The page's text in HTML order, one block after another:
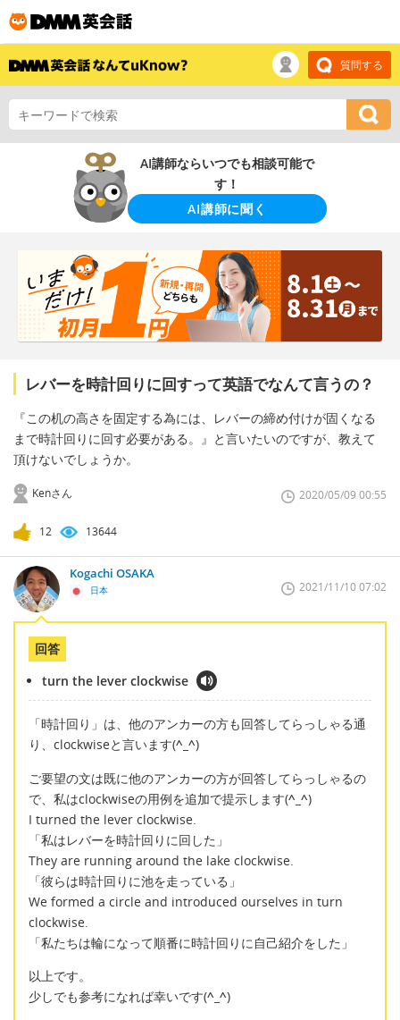
質問する
AI講師ならいつでも相談可能で
す！
AI講師に聞く
レバーを時計回りに回すって英語でなんて言うの？
『この机の高さを固定する為には、レバーの締め付けが固くなる
まで時計回りに回す必要がある。』と言いたいのですが、教えて
頂けないでしょうか。
Kenさん 2020/05/09 00:55
12 13644
Kogachi OSAKA
日本 2021/11/10 07:02
回答
turn the lever clockwise
「時計回り」は、他のアンカーの方も回答してらっしゃる通
り、clockwiseと言います(^_^)
ご要望の文は既に他のアンカーの方が回答してらっしゃるの
で、私はclockwiseの用例を追加で提示します(^_^)
I turned the lever clockwise.
「私はレバーを時計回りに回した」
They are running around the lake clockwise.
「彼らは時計回りに池を走っている」
We formed a circle and introduced ourselves in turn
clockwise.
「私たちは輪になって順番に時計回りに自己紹介をした」
以上です。
少しでも参考になれば幸いです(^_^)